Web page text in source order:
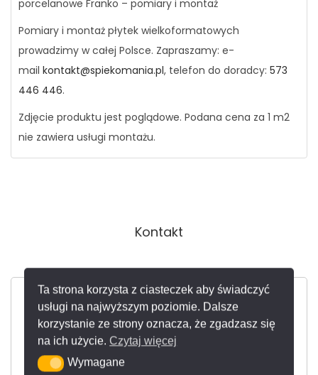
Ta strona korzysta z ciasteczek aby świadczyć
usługi na najwyższym poziomie. Dalsze
korzystanie ze strony oznacza, że zgadzasz się
na ich użycie. Czytaj więcej
WymaganeWymagane
porcelanowe Franko – pomiary i montaż
Pomiary i montaż płytek wielkoformatowych
prowadzimy w całej Polsce. Zapraszamy: e-
mail kontakt@spiekomania.pl, telefon do doradcy: 573
446 446.
Zdjęcie produktu jest poglądowe. Podana cena za 1 m2
nie zawiera usługi montażu.
Kontakt